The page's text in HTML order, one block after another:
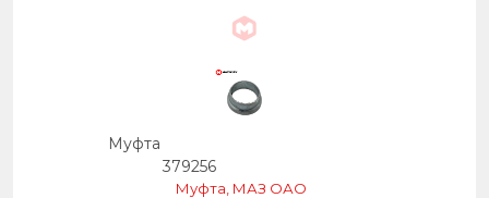
Муфта
379256
Муфта, МАЗ ОАО